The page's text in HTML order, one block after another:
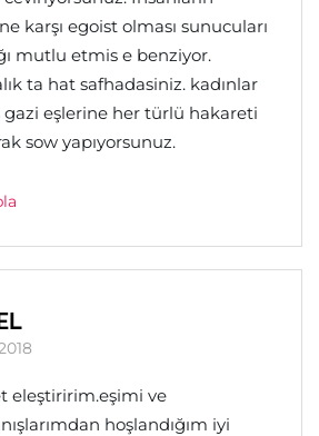
karşı egoist olması sunucuları
mutlu etmis e benziyor.
ta hat safhadasiniz. kadınlar
gazi eşlerine her türlü hakareti
sow yapıyorsunuz.
eleştiririm.eşimi ve
hoşlandığım iyi